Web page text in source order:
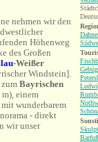
nehmen wir den
Höhenweg
des Großen
-Weißer
Windstein].
Bayrischen
einem
wunderbarem
- direkt
wir unser
Gebüg